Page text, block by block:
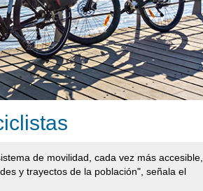
de movilidad, cada vez más accesible,
y trayectos de la población", señala el